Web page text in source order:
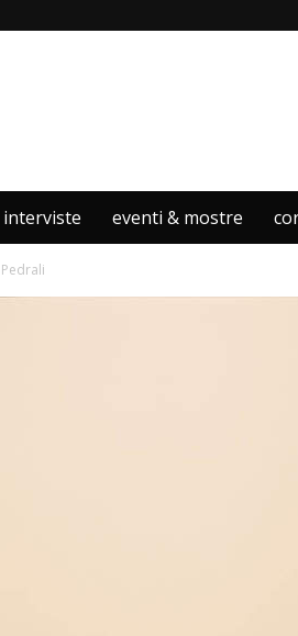
interviste eventi & mostre